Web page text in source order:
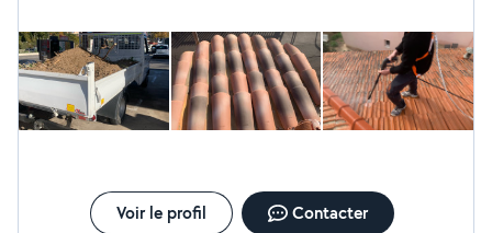
Voir le profil Contacter